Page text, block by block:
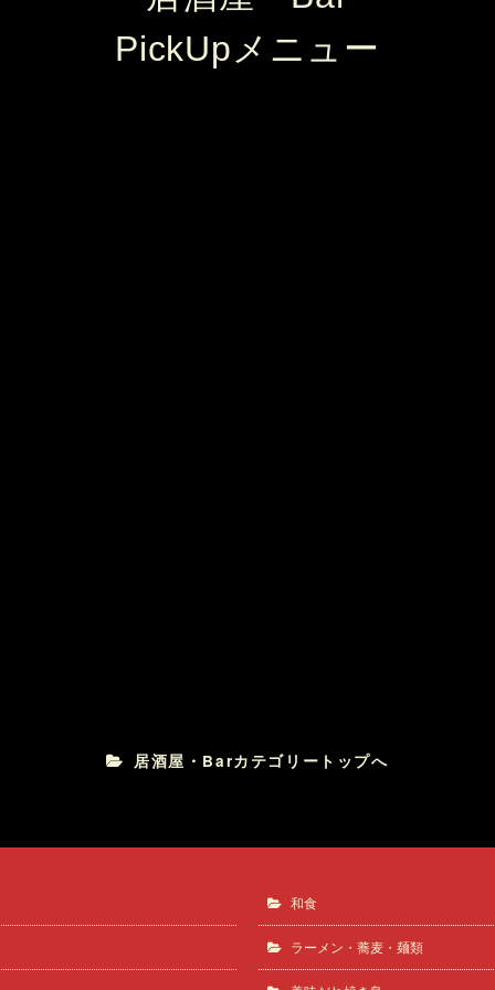
PickUpメニュー
居酒屋・Barカテゴリートップへ
和食
ラーメン・蕎麦・麺類